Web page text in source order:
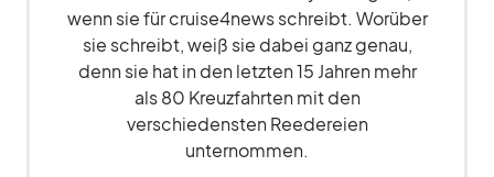
wenn sie für cruise4news schreibt. Worüber
sie schreibt, weiß sie dabei ganz genau,
denn sie hat in den letzten 15 Jahren mehr
als 80 Kreuzfahrten mit den
verschiedensten Reedereien
unternommen.